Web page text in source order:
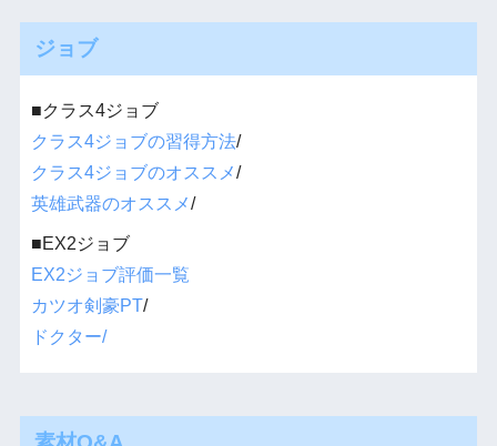
ジョブ
■クラス4ジョブ
クラス4ジョブの習得方法/
クラス4ジョブのオススメ/
英雄武器のオススメ/
■EX2ジョブ
EX2ジョブ評価一覧
カツオ剣豪PT/
ドクター/